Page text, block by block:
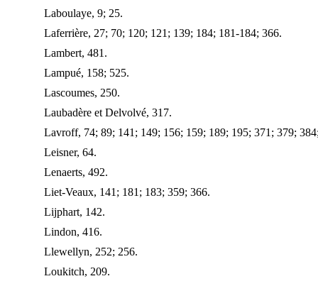
Laboulaye, 9; 25.
Laferrière, 27; 70; 120; 121; 139; 184; 181-184; 366.
Lambert, 481.
Lampué, 158; 525.
Lascoumes, 250.
Laubadère et Delvolvé, 317.
Lavroff, 74; 89; 141; 149; 156; 159; 189; 195; 371; 379;
Leisner, 64.
Lenaerts, 492.
Liet-Veaux, 141; 181; 183; 359; 366.
Lijphart, 142.
Lindon, 416.
Llewellyn, 252; 256.
Loukitch, 209.